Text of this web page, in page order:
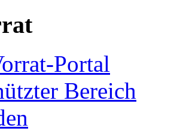
Portal
Bereich